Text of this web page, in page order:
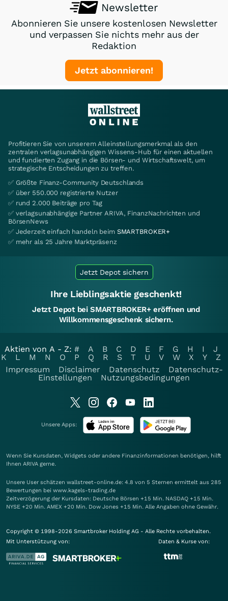
Newsletter
Abonnieren Sie unsere kostenlosen Newsletter
und verpassen Sie nichts mehr aus der
Redaktion
Jetzt abonnieren!
Profitieren Sie von unserem Alleinstellungsmerkmal als den
zentralen verlagsunabhängigen Wissens-Hub für einen aktuellen
und fundierten Zugang in die Börsen- und Wirtschaftswelt, um
strategische Entscheidungen zu treffen.
✅ Größte Finanz-Community Deutschlands
✅ über 550.000 registrierte Nutzer
✅ rund 2.000 Beiträge pro Tag
✅ verlagsunabhängige Partner ARIVA, FinanzNachrichten und
BörsenNews
✅ Jederzeit einfach handeln beim SMARTBROKER+
✅ mehr als 25 Jahre Marktpräsenz
Jetzt Depot sichern
Ihre Lieblingsaktie geschenkt!
Jetzt Depot bei SMARTBROKER+ eröffnen und
Willkommensgeschenk sichern.
Aktien von A - Z: # A B C D E F G H I
J
K
L M N O P Q R S T U V W X Y
Z
Impressum
Disclaimer Datenschutz
Datenschutz-
Einstellungen
Nutzungsbedingungen
Unsere Apps:
Wenn Sie Kursdaten, Widgets oder andere Finanzinformationen benötigen, hilft
Ihnen ARIVA gerne.
Unsere User schätzen wallstreet-online.de: 4.8 von 5 Sternen ermittelt aus 285
Bewertungen bei www.kagels-trading.de
Zeitverzögerung der Kursdaten: Deutsche Börsen +15 Min. NASDAQ +15 Min.
NYSE +20 Min. AMEX +20 Min. Dow Jones +15 Min. Alle Angaben ohne Gewähr.
Copyright © 1998-2026 Smartbroker Holding AG - Alle Rechte vorbehalten.
Mit Unterstützung von:
Daten & Kurse von: